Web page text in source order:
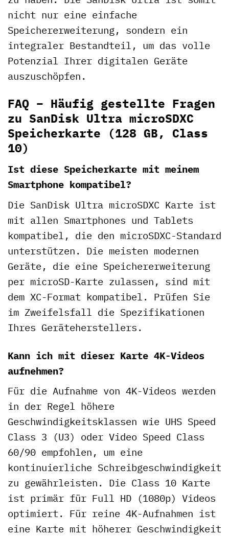
nicht nur eine einfache
Speichererweiterung, sondern ein
integraler Bestandteil, um das volle
Potenzial Ihrer digitalen Geräte
auszuschöpfen.
FAQ – Häufig gestellte Fragen
zu SanDisk Ultra microSDXC
Speicherkarte (128 GB, Class
10)
Ist diese Speicherkarte mit meinem
Smartphone kompatibel?
Die SanDisk Ultra microSDXC Karte ist
mit allen Smartphones und Tablets
kompatibel, die den microSDXC-Standard
unterstützen. Die meisten modernen
Geräte, die eine Speichererweiterung
per microSD-Karte zulassen, sind mit
dem XC-Format kompatibel. Prüfen Sie
im Zweifelsfall die Spezifikationen
Ihres Geräteherstellers.
Kann ich mit dieser Karte 4K-Videos
aufnehmen?
Für die Aufnahme von 4K-Videos werden
in der Regel höhere
Geschwindigkeitsklassen wie UHS Speed
Class 3 (U3) oder Video Speed Class
60/90 empfohlen, um eine
kontinuierliche Schreibgeschwindigkeit
zu gewährleisten. Die Class 10 Karte
ist primär für Full HD (1080p) Videos
optimiert. Für reine 4K-Aufnahmen ist
eine Karte mit höherer Geschwindigkeit